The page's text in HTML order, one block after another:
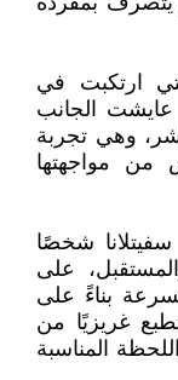
ارتكبت في
عايشت الجانب
وهي تجربة
مواجهتها
شخصًا
على
بناءً على
غريزيًا من
المناسبة